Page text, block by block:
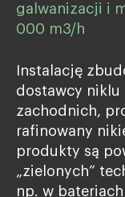
galwanizacji i
000 m3/h
Instalację
dostawcy niklu
zachodnich,
rafinowany
produkty są
„zielonych”
np. w